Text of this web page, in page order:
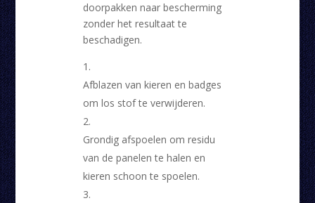
doorpakken naar bescherming
zonder het resultaat te
beschadigen.
Afblazen van kieren en badges
om los stof te verwijderen.
Grondig afspoelen om residu
van de panelen te halen en
kieren schoon te spoelen.